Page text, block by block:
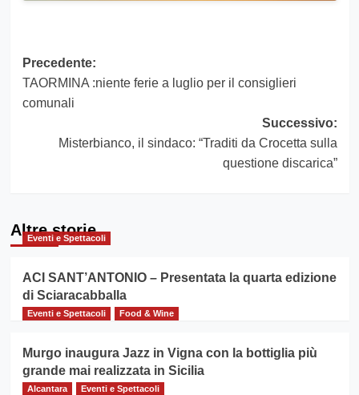
Navigazione
articolo
Precedente:
TAORMINA :niente ferie a luglio per il consiglieri
comunali
Successivo:
Misterbianco, il sindaco: “Traditi da Crocetta sulla
questione discarica”
Altre storie
Eventi e Spettacoli
ACI SANT’ANTONIO – Presentata la quarta edizione
di Sciaracabballa
Eventi e Spettacoli Food & Wine
Murgo inaugura Jazz in Vigna con la bottiglia più
grande mai realizzata in Sicilia
Alcantara Eventi e Spettacoli